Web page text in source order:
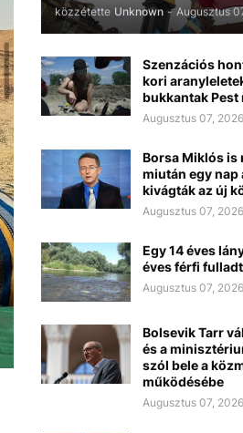
közzétette Unknown - Augusztus
Szenzációs
kori
bukkantak Pest
Augusztus 07, 2026
Borsa Miklós is
miután egy nap
kivágták az új
Augusztus 07, 2026
Egy 14 éves
éves férfi
Augusztus 07, 2026
Bolsevik Tarr
és a
szól bele a
működésébe
Augusztus 07, 2026